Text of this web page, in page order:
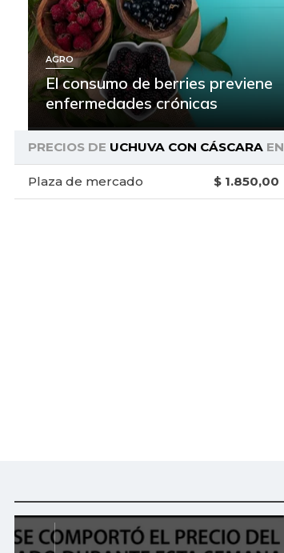
AGRO
El consumo de berries previene
enfermedades crónicas
PRECIOS DE UCHUVA CON CÁSCARAEN
Plaza de mercado $ 1.850,00